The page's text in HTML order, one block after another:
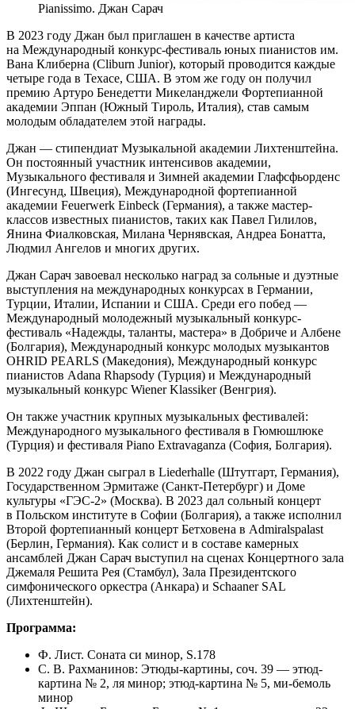
Pianissimo. Джан Сарач
В 2023 году Джан был приглашен в качестве артиста
на Международный конкурс-фестиваль юных пианистов им.
Вана Клиберна (Cliburn Junior), который проводится каждые
четыре года в Техасе, США. В этом же году он получил
премию Артуро Бенедетти Микеланджели Фортепианной
академии Эппан (Южный Тироль, Италия), став самым
молодым обладателем этой награды.
Джан — стипендиат Музыкальной академии Лихтенштейна.
Он постоянный участник интенсивов академии,
Музыкального фестиваля и Зимней академии Глафсфьорденс
(Ингесунд, Швеция), Международной фортепианной
академии Feuerwerk Einbeck (Германия), а также мастер-
классов известных пианистов, таких как Павел Гилилов,
Янина Фиалковская, Милана Чернявская, Андреа Бонатта,
Людмил Ангелов и многих других.
Джан Сарач завоевал несколько наград за сольные и дуэтные
выступления на международных конкурсах в Германии,
Турции, Италии, Испании и США. Среди его побед —
Международный молодежный музыкальный конкурс-
фестиваль «Надежды, таланты, мастера» в Добриче и Албене
(Болгария), Международный конкурс молодых музыкантов
OHRID PEARLS (Македония), Международный конкурс
пианистов Adana Rhapsody (Турция) и Международный
музыкальный конкурс Wiener Klassiker (Венгрия).
Он также участник крупных музыкальных фестивалей:
Международного музыкального фестиваля в Гюмюшлюке
(Турция) и фестиваля Piano Extravaganza (София, Болгария).
В 2022 году Джан сыграл в Liederhalle (Штутгарт, Германия),
Государственном Эрмитаже (Санкт-Петербург) и Доме
культуры «ГЭС-2» (Москва). В 2023 дал сольный концерт
в Польском институте в Софии (Болгария), а также исполнил
Второй фортепианный концерт Бетховена в Admiralspalast
(Берлин, Германия). Как солист и в составе камерных
ансамблей Джан Сарач выступил на сценах Концертного зала
Джемаля Решита Рея (Стамбул), Зала Президентского
симфонического оркестра (Анкара) и Schaaner SAL
(Лихтенштейн).
Программа:
Ф. Лист. Соната си минор, S.178
С. В. Рахманинов: Этюды-картины, соч. 39 — этюд-
картина № 2, ля минор; этюд-картина № 5, ми-бемоль
минор